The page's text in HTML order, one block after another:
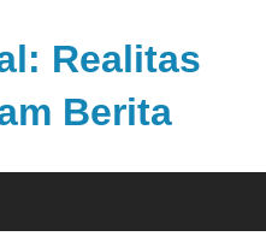
Realitas
Berita